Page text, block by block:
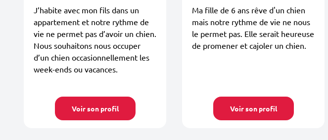
J’habite avec mon fils dans un
appartement et notre rythme de
vie ne permet pas d’avoir un chien.
Nous souhaitons nous occuper
d’un chien occasionnellement les
week-ends ou vacances.
Voir son profil
Ma fille de 6 ans rêve d'un chien
mais notre rythme de vie ne nous
le permet pas. Elle serait heureuse
de promener et cajoler un chien.
Voir son profil